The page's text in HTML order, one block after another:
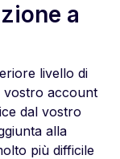
a
livello di
vostro account
dal vostro
alla
più difficile